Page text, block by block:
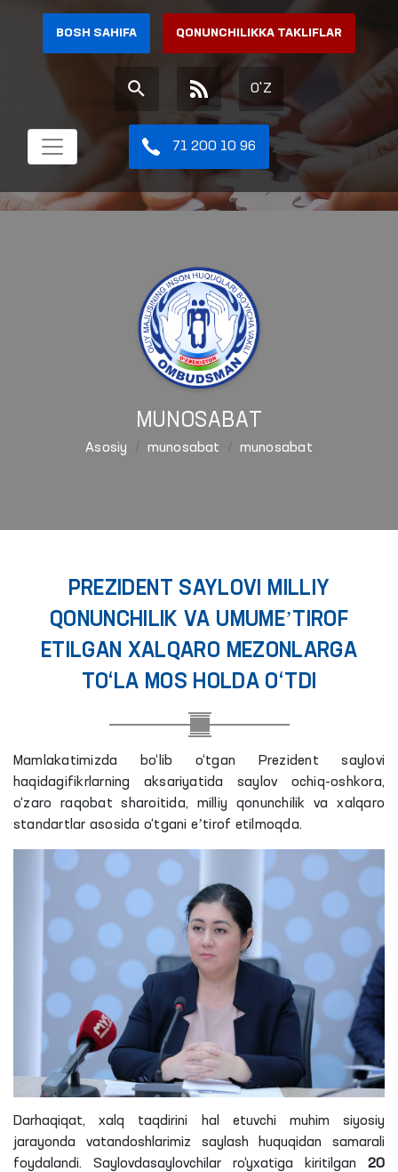
BOSH SAHIFA QONUNCHILIKKA TAKLIFLAR
O'Z
71 200 10 96
MUNOSABAT
Asosiy munosabat munosabat
PREZIDENT SAYLOVI MILLIY
QONUNCHILIK VA UMUMEʼTIROF
ETILGAN XALQARO MEZONLARGA
TO‘LA MOS HOLDA O‘TDI
Mamlakatimizda bo‘lib o‘tgan Prezident saylovi
haqidagifikrlarning aksariyatida saylov ochiq-oshkora,
o‘zaro raqobat sharoitida, milliy qonunchilik va xalqaro
standartlar asosida o‘tgani eʼtirof etilmoqda.
Darhaqiqat, xalq taqdirini hal etuvchi muhim siyosiy
jarayonda vatandoshlarimiz saylash huquqidan samarali
foydalandi. Saylovdasaylovchilar ro‘yxatiga kiritilgan 20